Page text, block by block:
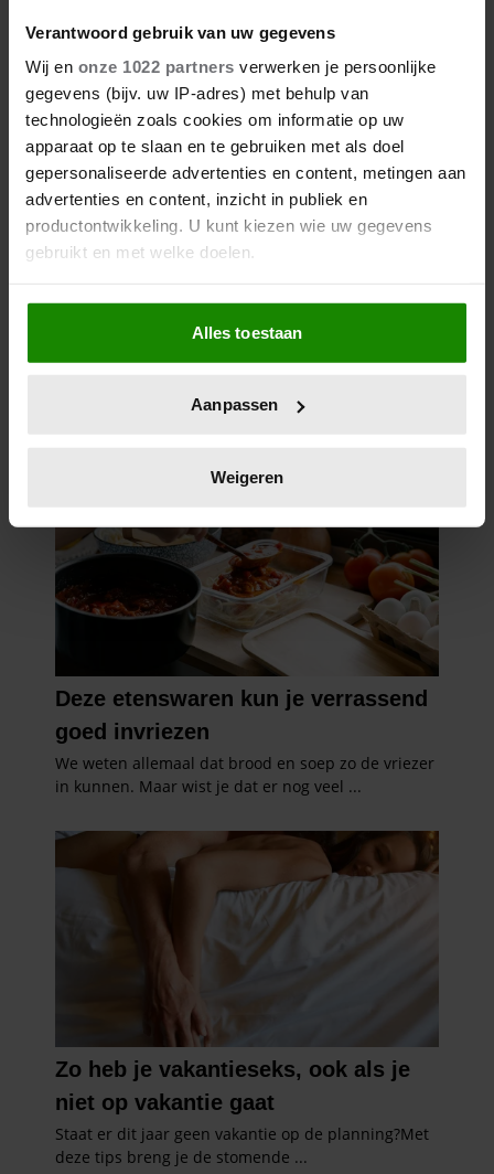
Verantwoord gebruik van uw gegevens
Wij en onze 1022 partners verwerken je persoonlijke
gegevens (bijv. uw IP-adres) met behulp van
technologieën zoals cookies om informatie op uw
apparaat op te slaan en te gebruiken met als doel
gepersonaliseerde advertenties en content, metingen aan
advertenties en content, inzicht in publiek en
productontwikkeling. U kunt kiezen wie uw gegevens
gebruikt en met welke doelen.
Als u het toestaat, willen we ook graag:
Informatie verzamelen over uw geografische
locatie, die tot een paar meter nauwkeurig kan zijn
scannen op specifieke eigenschappen (fingerprinting)
verwerkt en stel uw voorkeuren in het
intrekken in de Cookieverklaring.
We gebruiken cookies om content en advertenties te
personaliseren, om functies voor social media te bieden
en om ons websiteverkeer te analyseren. Ook delen we
informatie over uw gebruik van onze site met onze
partners kunnen deze gegevens combineren met andere
informatie die u aan ze heeft verstrekt of die ze hebben
verzameld op basis van uw gebruik van hun services. U
gaat akkoord met onze cookies als u onze website blijft
Alles toestaan
Aanpassen
Weigeren